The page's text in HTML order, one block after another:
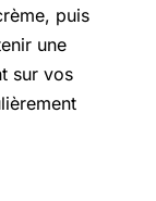
puis
une
sur vos